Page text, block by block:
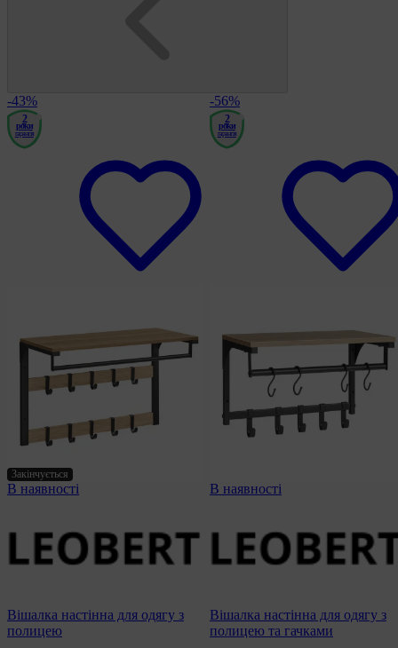
-43%
2
роки
гарантія
Закінчується
В наявності
Вішалка настінна для одягу з
полицею
-56%
2
роки
гарантія
В наявності
Вішалка настінна для одягу з
полицею та гачками